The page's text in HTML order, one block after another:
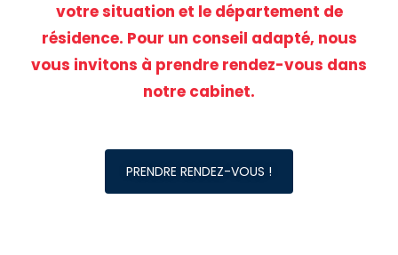
votre situation et le département de
résidence. Pour un conseil adapté, nous
vous invitons à prendre rendez-vous dans
notre cabinet.
PRENDRE RENDEZ-VOUS !